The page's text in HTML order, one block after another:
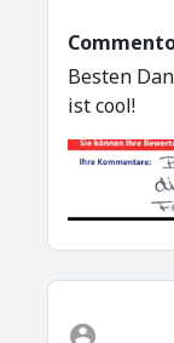
Besten
ist cool!